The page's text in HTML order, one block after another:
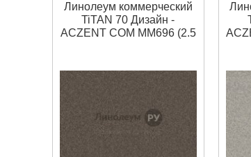
Линолеум коммерческий
TiTAN 70 Дизайн -
ACZENT COM MM696 (2.5